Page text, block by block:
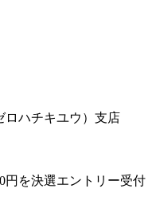
ロハチキユウ）支店
円を決選エントリー受付